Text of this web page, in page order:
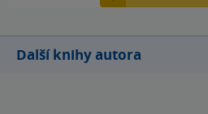
Další knihy autora